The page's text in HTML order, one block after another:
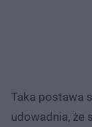
Taka postawa
udowadnia, że